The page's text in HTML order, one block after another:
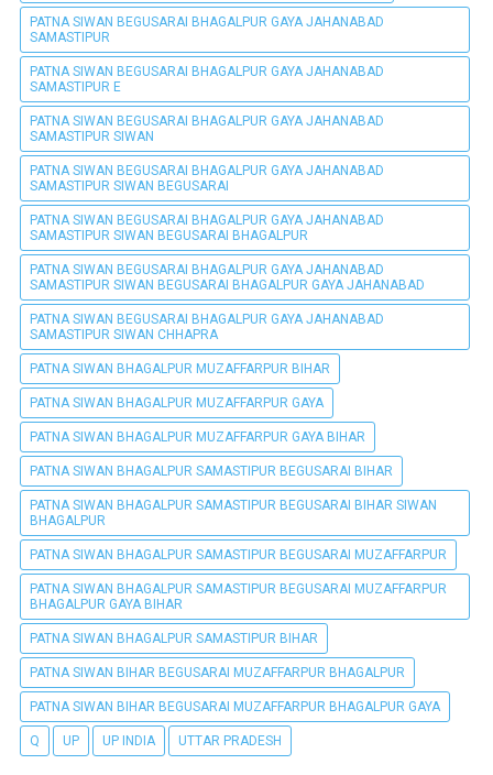
PATNA SIWAN BEGUSARAI BHAGALPUR GAYA JAHANABAD
SAMASTIPUR
PATNA SIWAN BEGUSARAI BHAGALPUR GAYA JAHANABAD
SAMASTIPUR E
PATNA SIWAN BEGUSARAI BHAGALPUR GAYA JAHANABAD
SAMASTIPUR SIWAN
PATNA SIWAN BEGUSARAI BHAGALPUR GAYA JAHANABAD
SAMASTIPUR SIWAN BEGUSARAI
PATNA SIWAN BEGUSARAI BHAGALPUR GAYA JAHANABAD
SAMASTIPUR SIWAN BEGUSARAI BHAGALPUR
PATNA SIWAN BEGUSARAI BHAGALPUR GAYA JAHANABAD
SAMASTIPUR SIWAN BEGUSARAI BHAGALPUR GAYA JAHANABAD
PATNA SIWAN BEGUSARAI BHAGALPUR GAYA JAHANABAD
SAMASTIPUR SIWAN CHHAPRA
PATNA SIWAN BHAGALPUR MUZAFFARPUR BIHAR
PATNA SIWAN BHAGALPUR MUZAFFARPUR GAYA
PATNA SIWAN BHAGALPUR MUZAFFARPUR GAYA BIHAR
PATNA SIWAN BHAGALPUR SAMASTIPUR BEGUSARAI BIHAR
PATNA SIWAN BHAGALPUR SAMASTIPUR BEGUSARAI BIHAR SIWAN
BHAGALPUR
PATNA SIWAN BHAGALPUR SAMASTIPUR BEGUSARAI MUZAFFARPUR
PATNA SIWAN BHAGALPUR SAMASTIPUR BEGUSARAI MUZAFFARPUR
BHAGALPUR GAYA BIHAR
PATNA SIWAN BHAGALPUR SAMASTIPUR BIHAR
PATNA SIWAN BIHAR BEGUSARAI MUZAFFARPUR BHAGALPUR
PATNA SIWAN BIHAR BEGUSARAI MUZAFFARPUR BHAGALPUR GAYA
Q UP UP INDIA UTTAR PRADESH